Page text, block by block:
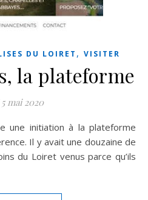
DU LOIRET , VISITER
la plateforme
5 mai 2020
Il y avait une douzaine de
du Loiret venus parce qu’ils